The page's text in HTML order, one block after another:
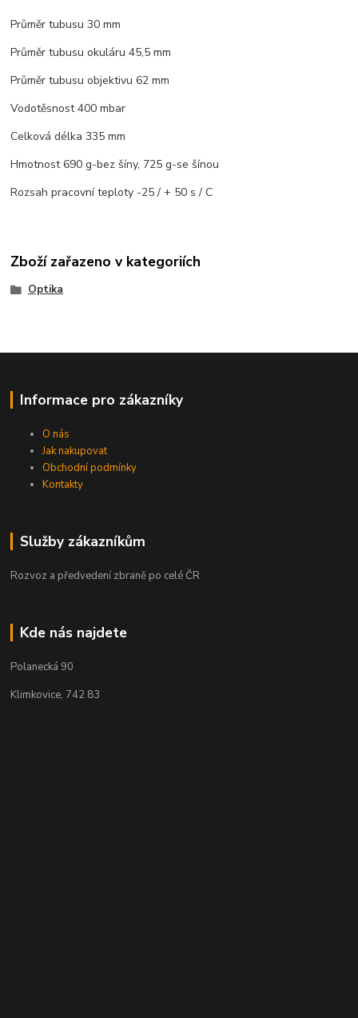
Průměr tubusu 30 mm
Průměr tubusu okuláru 45,5 mm
Průměr tubusu objektivu 62 mm
Vodotěsnost 400 mbar
Celková délka 335 mm
Hmotnost 690 g-bez šíny, 725 g-se šínou
Rozsah pracovní teploty -25 / + 50 s / C
Zboží zařazeno v kategoriích
Optika
Informace pro zákazníky
O nás
Jak nakupovat
Obchodní podmínky
Kontakty
Služby zákazníkům
Rozvoz a předvedení zbraně po celé ČR
Kde nás najdete
Polanecká 90
Klimkovice, 742 83